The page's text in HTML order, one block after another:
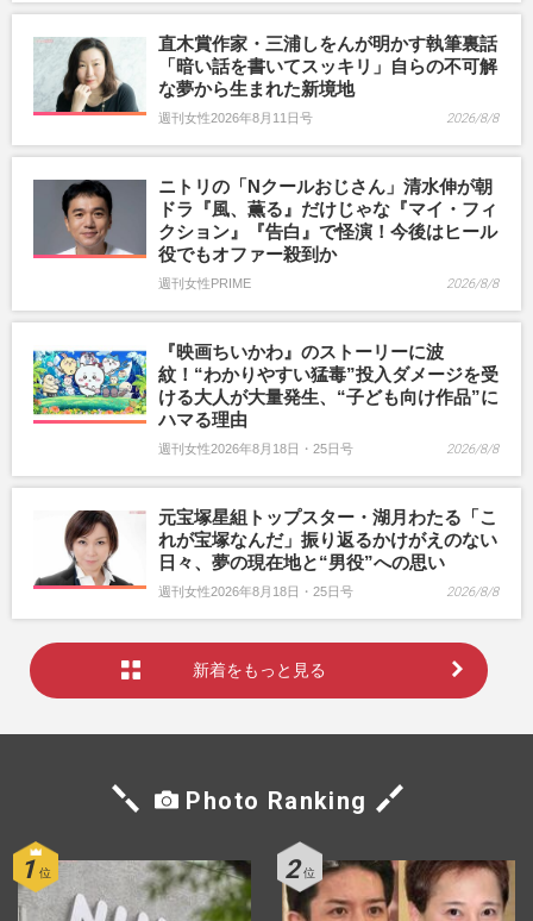
直木賞作家・三浦しをんが明かす執筆裏話
「暗い話を書いてスッキリ」自らの不可解
な夢から生まれた新境地
週刊女性2026年8月11日号 2026/8/8
ニトリの「Nクールおじさん」清水伸が朝
ドラ『風、薫る』だけじゃな『マイ・フィ
クション』『告白』で怪演！今後はヒール
役でもオファー殺到か
週刊女性PRIME 2026/8/8
『映画ちいかわ』のストーリーに波
紋！“わかりやすい猛毒”投入ダメージを受
ける大人が大量発生、“子ども向け作品”に
ハマる理由
週刊女性2026年8月18日・25日号 2026/8/8
元宝塚星組トップスター・湖月わたる「こ
れが宝塚なんだ」振り返るかけがえのない
日々、夢の現在地と“男役”への思い
週刊女性2026年8月18日・25日号 2026/8/8
新着をもっと見る
Photo Ranking